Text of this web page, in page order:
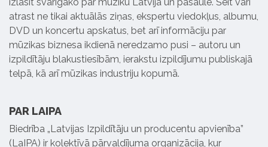
atrast ne tikai aktuālās ziņas, ekspertu viedokļus, albumu,
DVD un koncertu apskatus, bet arī informāciju par
mūzikas biznesa ikdienā neredzamo pusi – autoru un
izpildītāju blakustiesībām, ierakstu izpildījumu publiskajā
telpā, kā arī mūzikas industriju kopumā.
PAR LAIPA
Biedrība „Latvijas Izpildītāju un producentu apvienība”
(LaIPA) ir kolektīvā pārvaldījuma organizācija, kur